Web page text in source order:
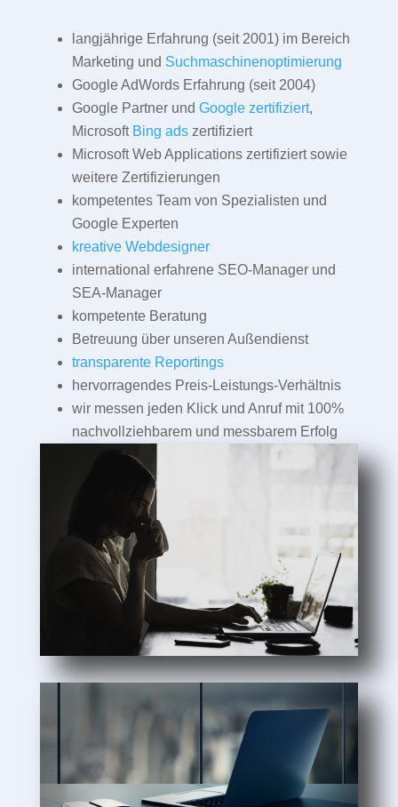
langjährige Erfahrung (seit 2001) im Bereich
Marketing und Suchmaschinenoptimierung
Google AdWords Erfahrung (seit 2004)
Google Partner und Google zertifiziert,
Microsoft Bing adszertifiziert
Microsoft Web Applications zertifiziert sowie
weitere Zertifizierungen
kompetentes Team von Spezialisten und
Google Experten
kreative Webdesigner
international erfahrene SEO-Manager und
SEA-Manager
kompetente Beratung
Betreuung über unseren Außendienst
transparente Reportings
hervorragendes Preis-Leistungs-Verhältnis
wir messen jeden Klick und Anruf mit 100%
nachvollziehbarem und messbarem Erfolg